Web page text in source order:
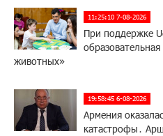
11:25:10 7-08-2026
При поддержке
животных»
19:58:45 6-08-2026
Армения
катастрофы․